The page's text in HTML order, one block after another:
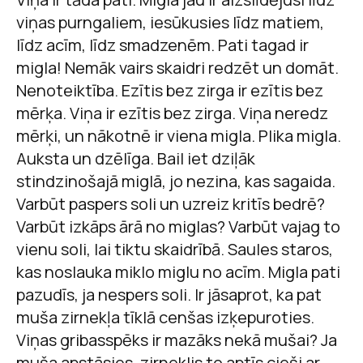
viņas purngaliem, iesūkusies līdz matiem,
līdz acīm, līdz smadzenēm. Pati tagad ir
migla! Nemāk vairs skaidri redzēt un domāt.
Nenoteiktība. Ezītis bez zirga ir ezītis bez
mērķa. Viņa ir ezītis bez zirga. Viņa neredz
mērķi, un nākotnē ir viena migla. Plika migla.
Auksta un dzēlīga. Bail iet dziļāk
stindzinošajā miglā, jo nezina, kas sagaida.
Varbūt paspers soli un uzreiz kritīs bedrē?
Varbūt izkāps ārā no miglas? Varbūt vajag to
vienu soli, lai tiktu skaidrībā. Saules staros,
kas noslauka miklo miglu no acīm. Migla pati
pazudīs, ja nespers soli. Ir jāsaprot, ka pat
muša zirnekļa tīklā cenšas izķepuroties.
Viņas gribasspēks ir mazāks nekā mušai? Ja